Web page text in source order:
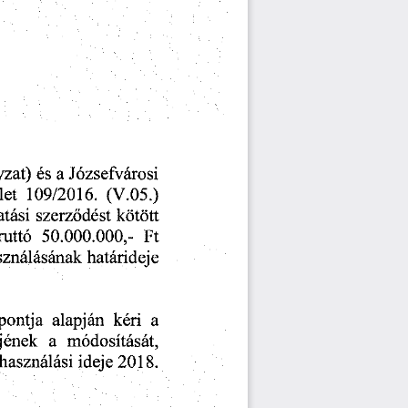
  és
  a Józsefvárosi
   109/2016.
  (V.05.)
  szerződést
  kötött
   50.000.000,-
   Ft
  határideje
  alapján
  kéri
   a
   a
   módosítását,
ideje 2018.